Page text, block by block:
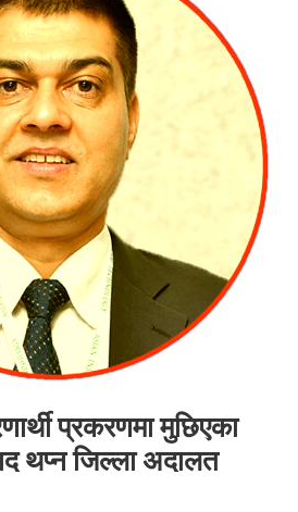
प्रकरणमा मुछिएका
थप्न जिल्ला अदालत